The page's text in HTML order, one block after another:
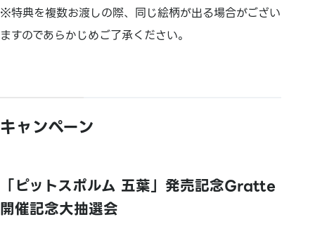
※特典を複数お渡しの際、同じ絵柄が出る場合がござい
ますのであらかじめご了承ください。
キャンペーン
「ピットスポルム 五葉」発売記念Gratte
開催記念大抽選会